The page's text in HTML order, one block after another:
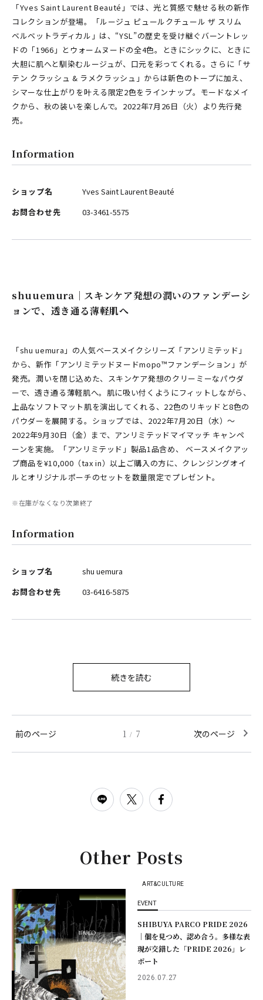
「Yves Saint Laurent Beauté」では、光と質感で魅せる秋の新作
コレクションが登場。「ルージュ ピュールクチュール ザ スリム
ベルベットラディカル」は、“YSL”の歴史を受け継ぐバーントレッ
ドの「1966」とウォームヌードの全4色。ときにシックに、ときに
大胆に肌へと馴染むルージュが、口元を彩ってくれる。さらに「サ
テン クラッシュ & ラメクラッシュ」からは新色のトープに加え、
シマーな仕上がりを叶える限定2色をラインナップ。モードなメイ
クから、秋の装いを楽しんで。2022年7月26日（火）より先行発
売。
Information
ショップ名
Yves Saint Laurent Beauté
お問合わせ先
03-3461-5575
shuuemura｜スキンケア発想の潤いのファンデーシ
ョンで、透き通る薄軽肌へ
「shu uemura」の人気ベースメイクシリーズ「アンリミテッド」
から、新作「アンリミテッドヌードmopo™ファンデーション」が
発売。潤いを閉じ込めた、スキンケア発想のクリーミーなパウダ
ーで、透き通る薄軽肌へ。肌に吸い付くようにフィットしながら、
上品なソフトマット肌を演出してくれる、22色のリキッドと8色の
パウダーを展開する。ショップでは、2022年7月20日（水）～
2022年9月30日（金）まで、アンリミテッドマイマッチ キャンペ
ーンを実施。「アンリミテッド」製品1品含め、 ベースメイクアッ
プ商品を¥10,000（tax in）以上ご購入の方に、クレンジングオイ
ルとオリジナルポーチのセットを数量限定でプレゼント。
※在庫がなくなり次第終了
Information
ショップ名
shu uemura
お問合わせ先
03-6416-5875
続きを読む
前のページ 1 / 7 次のページ
Other Posts
ART&CULTURE
EVENT
SHIBUYA PARCO PRIDE 2026
｜個を見つめ、認め合う。多様な表
現が交錯した「PRIDE 2026」レ
ポート
2026.07.27